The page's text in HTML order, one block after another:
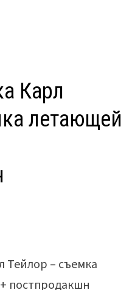
Карл
летающей